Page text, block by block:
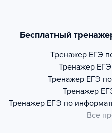
Бесплатный
Тренажер ЕГЭ
Тренажер
Тренажер ЕГЭ
Тренажер
Тренажер ЕГЭ по
Все